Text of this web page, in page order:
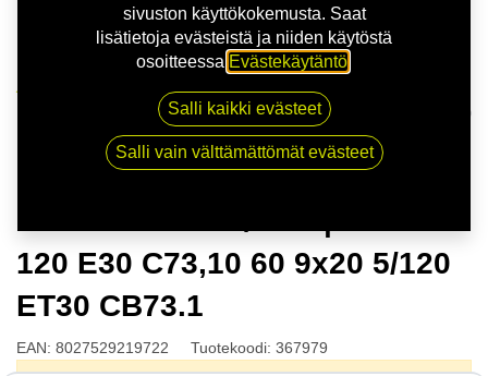
MSW 75 M.GUN/POL | 9X20 5-120 E30 C73,10 60 9x20
5/120 ET30 CB73.1
120 E30 C73,10 60 9x20 5/120
ET30 CB73.1
EAN: 8027529219722 Tuotekoodi: 367979
sivuston käyttökokemusta. Saat
lisätietoja evästeistä ja niiden käytöstä
osoitteessa Evästekäytäntö
Salli kaikki evästeet
Salli vain välttämättömät evästeet